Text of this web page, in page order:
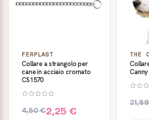
FERPLAST
Collare a strangolo per
cane in acciaio cromato
CS1570
4,50 €2,25 €
THE